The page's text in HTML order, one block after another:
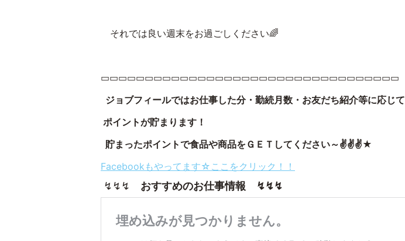
それでは良い週末をお過ごしください🌈
▭▭▭▭▭▭▭▭▭▭▭▭▭▭▭▭▭▭▭▭▭▭▭▭▭▭▭▭▭▭▭▭▭▭
ジョブフィールではお仕事した分・勤続月数・お友だち紹介等に応じて
ポイントが貯まります！
貯まったポイントで食品や商品をＧＥＴしてください～✌✌✌★
Facebookもやってます☆ここをクリック！！
↯↯↯ おすすめのお仕事情報 ↯↯↯